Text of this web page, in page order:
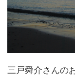
三戸舜介さんの